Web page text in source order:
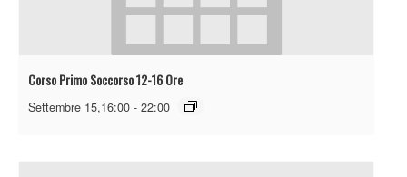
Corso Primo Soccorso 12-16 Ore
Settembre 15,16:00 - 22:00